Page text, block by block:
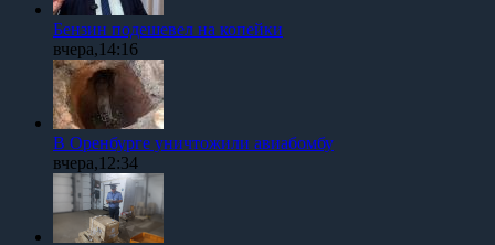
Бензин подешевел на копейки
вчера,14:16
В Оренбурге уничтожили авиабомбу
вчера,12:34